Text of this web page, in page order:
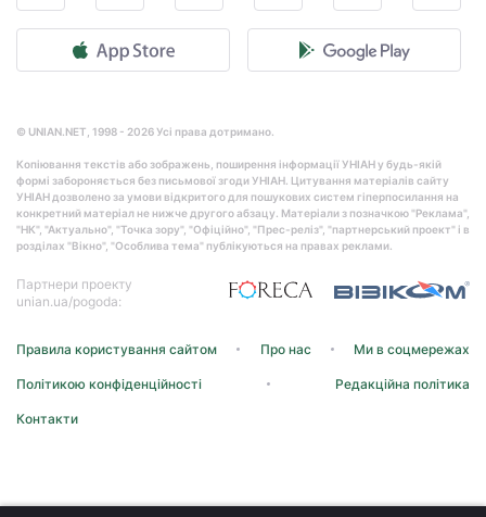
© UNIAN.NET, 1998 - 2026 Усі права дотримано.
Копіювання текстів або зображень, поширення інформації УНІАН у будь-якій
формі забороняється без письмової згоди УНІАН. Цитування матеріалів сайту
УНІАН дозволено за умови відкритого для пошукових систем гіперпосилання на
конкретний матеріал не нижче другого абзацу. Матеріали з позначкою "Реклама",
"НК", "Актуально", "Точка зору", "Офіційно", "Прес-реліз", "партнерський проект" і в
розділах "Вікно", "Особлива тема" публікуються на правах реклами.
Партнери проекту
unian.ua/pogoda:
Правила користування сайтом Про нас Ми в соцмережах
Політикою конфіденційності Редакційна політика
Контакти